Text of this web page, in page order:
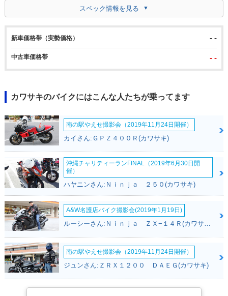
スペック情報を見る
新車価格帯（実勢価格） - -
中古車価格帯 - -
カワサキのバイクにはこんな人たちが乗ってます
南の駅やえせ撮影会（2019年11月24日開催）
カイさん:ＧＰＺ４００Ｒ(カワサキ)
沖縄チャリティーランFINAL（2019年6月30日開
催）
ハヤニンさん:Ｎｉｎｊａ ２５０(カワサキ)
A&W名護店バイク撮影会(2019年1月19日)
南の駅やえせ撮影会（2019年11月24日開催）
ジュンさん:ＺＲＸ１２００ ＤＡＥＧ(カワサキ)